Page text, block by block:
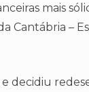
mais
Cantábria –
decidiu